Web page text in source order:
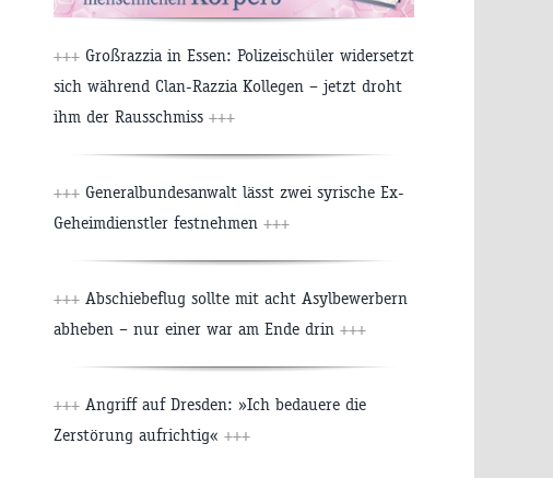
+++ Großrazzia in Essen: Polizeischüler widersetzt
sich während Clan-Razzia Kollegen – jetzt droht
ihm der Rausschmiss +++
+++ Generalbundesanwalt lässt zwei syrische Ex-
Geheimdienstler festnehmen +++
+++ Abschiebeflug sollte mit acht Asylbewerbern
abheben – nur einer war am Ende drin +++
+++ Angriff auf Dresden: »Ich bedauere die
Zerstörung aufrichtig« +++